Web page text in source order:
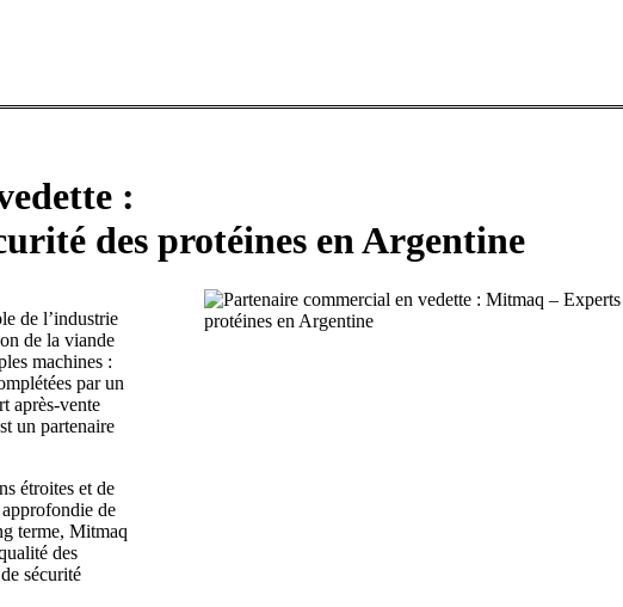
:
des protéines en Argentine
de l’industrie
de la viande
machines :
par un
après-vente
un partenaire
étroites et de
de
terme, Mitmaq
des
sécurité